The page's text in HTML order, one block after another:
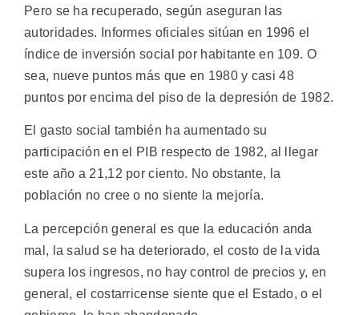
Pero se ha recuperado, según aseguran las
autoridades. Informes oficiales sitúan en 1996 el
índice de inversión social por habitante en 109. O
sea, nueve puntos más que en 1980 y casi 48
puntos por encima del piso de la depresión de 1982.
El gasto social también ha aumentado su
participación en el PIB respecto de 1982, al llegar
este año a 21,12 por ciento. No obstante, la
población no cree o no siente la mejoría.
La percepción general es que la educación anda
mal, la salud se ha deteriorado, el costo de la vida
supera los ingresos, no hay control de precios y, en
general, el costarricense siente que el Estado, o el